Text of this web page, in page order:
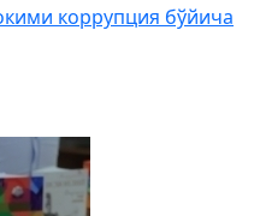
коррупция бўйича